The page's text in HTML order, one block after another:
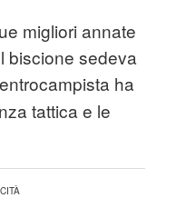
migliori annate
biscione sedeva
ha
tattica e le